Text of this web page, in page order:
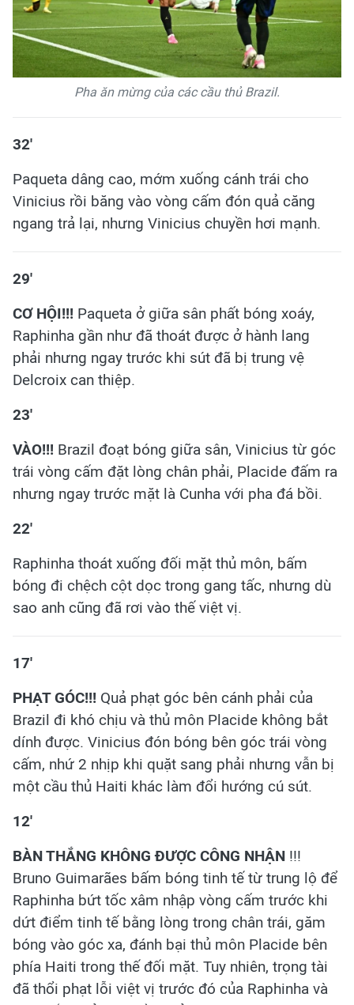
Pha ăn mừng của các cầu thủ Brazil.
32'
Paqueta dâng cao, mớm xuống cánh trái cho
Vinicius rồi băng vào vòng cấm đón quả căng
ngang trả lại, nhưng Vinicius chuyền hơi mạnh.
29'
CƠ HỘI!!! Paqueta ở giữa sân phất bóng xoáy,
Raphinha gần như đã thoát được ở hành lang
phải nhưng ngay trước khi sút đã bị trung vệ
Delcroix can thiệp.
23'
VÀO!!! Brazil đoạt bóng giữa sân, Vinicius từ góc
trái vòng cấm đặt lòng chân phải, Placide đấm ra
nhưng ngay trước mặt là Cunha với pha đá bồi.
22'
Raphinha thoát xuống đối mặt thủ môn, bấm
bóng đi chệch cột dọc trong gang tấc, nhưng dù
sao anh cũng đã rơi vào thế việt vị.
17'
PHẠT GÓC!!! Quả phạt góc bên cánh phải của
Brazil đi khó chịu và thủ môn Placide không bắt
dính được. Vinicius đón bóng bên góc trái vòng
cấm, nhứ 2 nhịp khi quặt sang phải nhưng vẫn bị
một cầu thủ Haiti khác làm đổi hướng cú sút.
12'
BÀN THẮNG KHÔNG ĐƯỢC CÔNG NHẬN !!!
Bruno Guimarães bấm bóng tinh tế từ trung lộ để
Raphinha bứt tốc xâm nhập vòng cấm trước khi
dứt điểm tinh tế bằng lòng trong chân trái, găm
bóng vào góc xa, đánh bại thủ môn Placide bên
phía Haiti trong thế đối mặt. Tuy nhiên, trọng tài
đã thổi phạt lỗi việt vị trước đó của Raphinha và